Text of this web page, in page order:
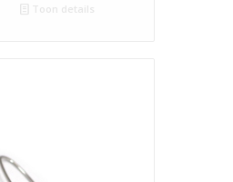
Toon details